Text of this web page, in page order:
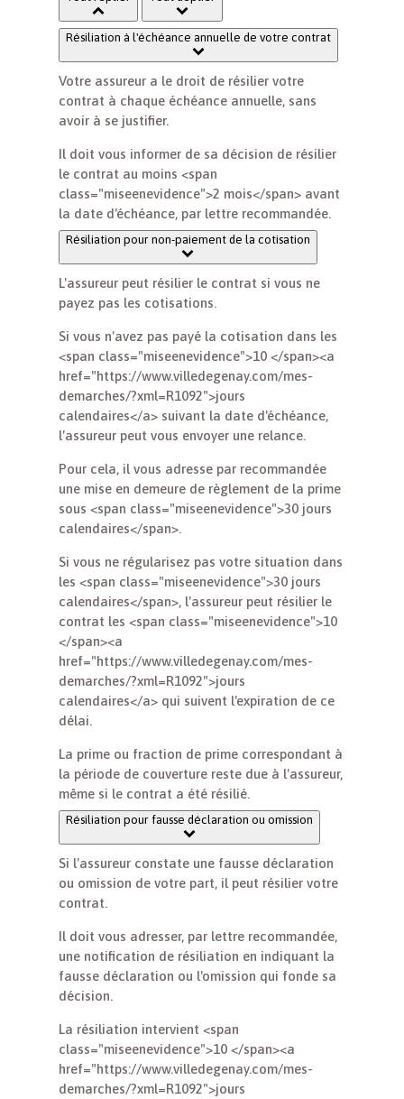
Résiliation à l'échéance annuelle de votre contrat
Votre assureur a le droit de résilier votre
contrat à chaque échéance annuelle, sans
avoir à se justifier.
Il doit vous informer de sa décision de résilier
le contrat au moins <span
class="miseenevidence">2 mois</span> avant
la date d'échéance, par lettre recommandée.
Résiliation pour non-paiement de la cotisation
L'assureur peut résilier le contrat si vous ne
payez pas les cotisations.
Si vous n'avez pas payé la cotisation dans les
<span class="miseenevidence">10 </span><a
href="https://www.villedegenay.com/mes-
demarches/?xml=R1092">jours
calendaires</a> suivant la date d'échéance,
l'assureur peut vous envoyer une relance.
Pour cela, il vous adresse par recommandée
une mise en demeure de règlement de la prime
sous <span class="miseenevidence">30 jours
calendaires</span>.
Si vous ne régularisez pas votre situation dans
les <span class="miseenevidence">30 jours
calendaires</span>, l'assureur peut résilier le
contrat les <span class="miseenevidence">10
</span><a
href="https://www.villedegenay.com/mes-
demarches/?xml=R1092">jours
calendaires</a> qui suivent l'expiration de ce
délai.
La prime ou fraction de prime correspondant à
la période de couverture reste due à l'assureur,
même si le contrat a été résilié.
Résiliation pour fausse déclaration ou omission
Si l'assureur constate une fausse déclaration
ou omission de votre part, il peut résilier votre
contrat.
Il doit vous adresser, par lettre recommandée,
une notification de résiliation en indiquant la
fausse déclaration ou l'omission qui fonde sa
décision.
La résiliation intervient <span
class="miseenevidence">10 </span><a
href="https://www.villedegenay.com/mes-
demarches/?xml=R1092">jours